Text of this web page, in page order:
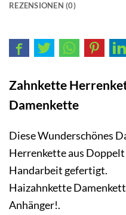
REZENSIONEN (0)
Zahnkette
Damenkette
Diese Wunderschönes
Herrenkette aus Doppelt
Handarbeit gefertigt.
Haizahnkette
Anhänger!.